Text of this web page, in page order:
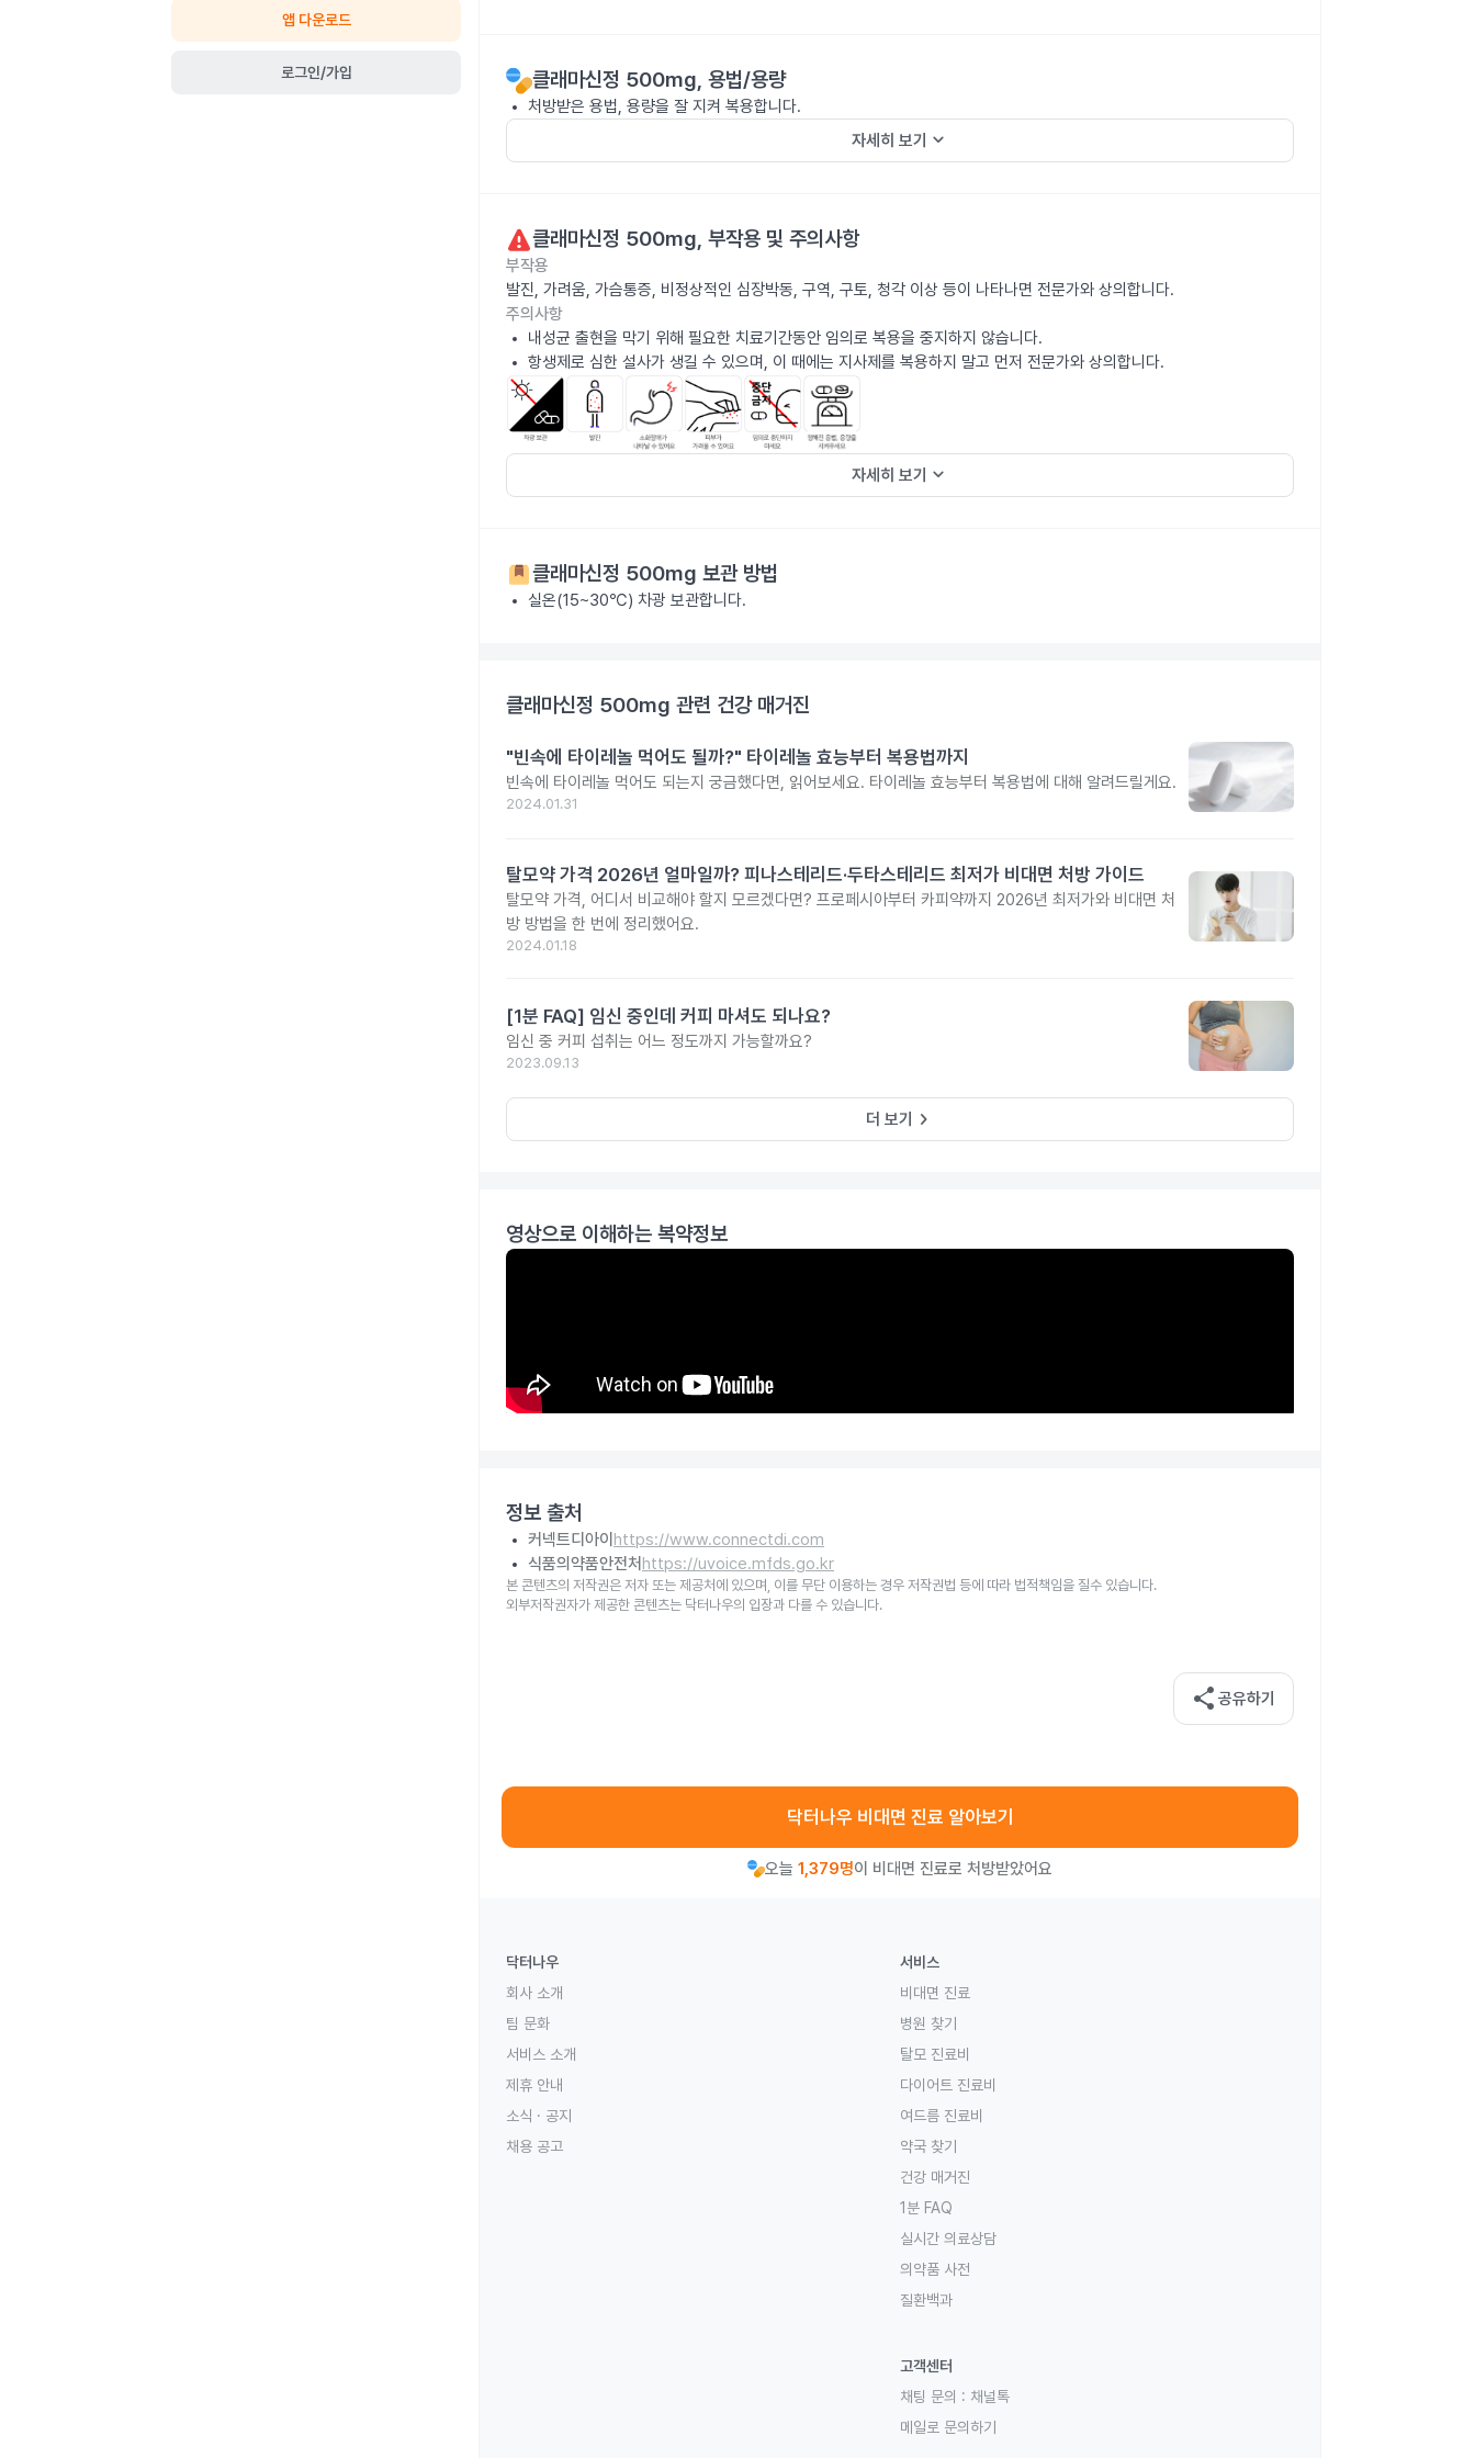
앱 다운로드
로그인/가입 클래마신정 500mg, 용법/용량
처방받은 용법, 용량을 잘 지켜 복용합니다.
자세히 보기 keyboard_arrow_down
클래마신정 500mg, 부작용 및 주의사항
부작용
발진, 가려움, 가슴통증, 비정상적인 심장박동, 구역, 구토, 청각 이상 등이 나타나면 전문가와 상의합니다.
주의사항
내성균 출현을 막기 위해 필요한 치료기간동안 임의로 복용을 중지하지 않습니다.
항생제로 심한 설사가 생길 수 있으며, 이 때에는 지사제를 복용하지 말고 먼저 전문가와 상의합니다.
자세히 보기 keyboard_arrow_down
클래마신정 500mg 보관 방법
실온(15~30℃) 차광 보관합니다.
클래마신정 500mg 관련 건강 매거진
"빈속에 타이레놀 먹어도 될까?" 타이레놀 효능부터 복용법까지
빈속에 타이레놀 먹어도 되는지 궁금했다면, 읽어보세요. 타이레놀 효능부터 복용법에 대해 알려드릴게요.
2024.01.31
탈모약 가격 2026년 얼마일까? 피나스테리드·두타스테리드 최저가 비대면 처방 가이드
탈모약 가격, 어디서 비교해야 할지 모르겠다면? 프로페시아부터 카피약까지 2026년 최저가와 비대면 처
방 방법을 한 번에 정리했어요.
2024.01.18
[1분 FAQ] 임신 중인데 커피 마셔도 되나요?
임신 중 커피 섭취는 어느 정도까지 가능할까요?
2023.09.13
더 보기 keyboard_arrow_right
영상으로 이해하는 복약정보
정보 출처
커넥트디아이 https://www.connectdi.com
식품의약품안전처 https://uvoice.mfds.go.kr
본 콘텐츠의 저작권은 저자 또는 제공처에 있으며, 이를 무단 이용하는 경우 저작권법 등에 따라 법적책임을 질수 있습니다.
외부저작권자가 제공한 콘텐츠는 닥터나우의 입장과 다를 수 있습니다.
share 공유하기
닥터나우 비대면 진료 알아보기
오늘 1,379명이 비대면 진료로 처방받았어요
닥터나우
회사 소개
팀 문화
서비스 소개
제휴 안내
소식 · 공지
채용 공고
서비스
비대면 진료
병원 찾기
탈모 진료비
다이어트 진료비
여드름 진료비
약국 찾기
건강 매거진
1분 FAQ
실시간 의료상담
의약품 사전
질환백과
고객센터
채팅 문의 : 채널톡
메일로 문의하기